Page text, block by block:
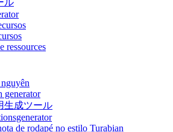
ル
ressources
generator
生成ツール
de rodapé no estilo Turabian